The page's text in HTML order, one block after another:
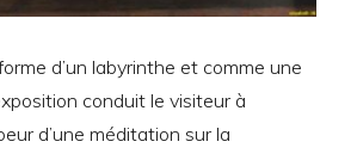
d’un labyrinthe et comme une
conduit le visiteur à
d’une méditation sur la